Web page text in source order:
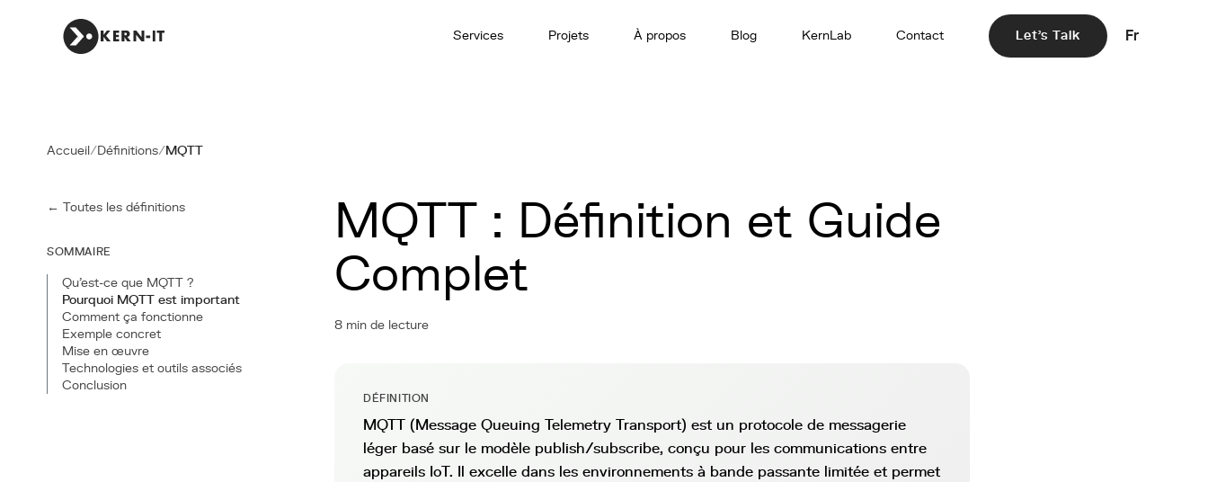
Services Projets À propos Blog KernLab Contact Let's Talk Fr
Accueil/Définitions/MQTT
← Toutes les définitions
SOMMAIRE
Qu'est-ce que MQTT ?
Pourquoi MQTT est important
Comment ça fonctionne
Exemple concret
Mise en œuvre
Technologies et outils associés
Conclusion
MQTT : Définition et Guide
Complet
8 min de lecture
DÉFINITION
MQTT (Message Queuing Telemetry Transport) est un protocole de messagerie
léger basé sur le modèle publish/subscribe, conçu pour les communications entre
appareils IoT. Il excelle dans les environnements à bande passante limitée et permet